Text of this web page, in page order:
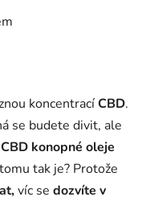
koncentracíCBD.
se budete divit, ale
konopné oleje
tak je? Protože
víc se dozvíte v